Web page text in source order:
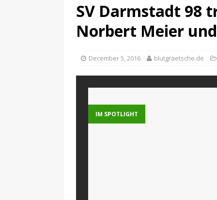
SV Darmstadt 98
Norbert Meier
December 5, 2016 blutgraetsche.de
IM SPOTLIGHT